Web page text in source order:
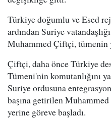
Türkiye doğumlu ve Esed
ardından Suriye
Muhammed Çiftçi, tümenin
Çiftçi, daha önce Türkiye
Tümeni'nin komutanlığını
Suriye ordusuna
başına getirilen
yerine göreve başladı.